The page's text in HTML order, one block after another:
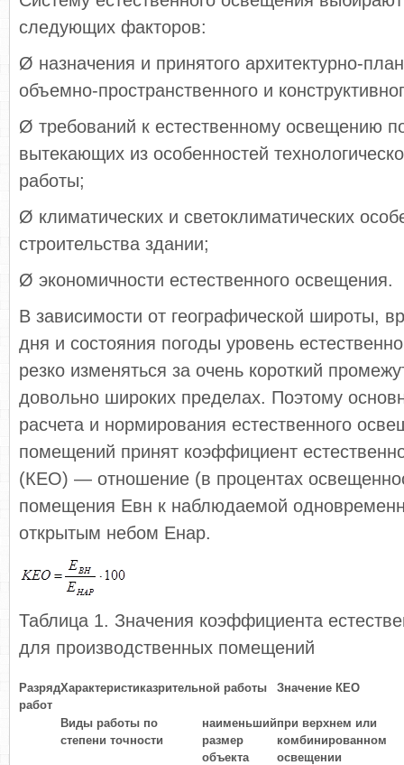
следующих факторов:
Ø назначения и принятого архитектурно-
объемно-пространственного и
Ø требований к естественному освещению
вытекающих из особенностей
работы;
Ø климатических и светоклиматических
строительства здании;
Ø экономичности естественного освещения.
В зависимости от географической широты,
дня и состояния погоды уровень
резко изменяться за очень короткий
довольно широких пределах. Поэтому
расчета и нормирования естественного
помещений принят коэффициент
(КЕО) — отношение (в процентах
помещения Евн к наблюдаемой
открытым небом Eнар.
Таблица 1. Значения коэффициента
для производственных помещений
Разряд
работ
Характеристиказрительной работы Значение КЕО
Виды работы по
степени точности
наименьший
размер
объекта
при верхнем или
комбинированном
освещении